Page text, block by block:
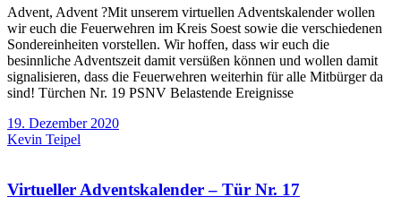
Advent, Advent ?Mit unserem virtuellen Adventskalender wollen
wir euch die Feuerwehren im Kreis Soest sowie die verschiedenen
Sondereinheiten vorstellen. Wir hoffen, dass wir euch die
besinnliche Adventszeit damit versüßen können und wollen damit
signalisieren, dass die Feuerwehren weiterhin für alle Mitbürger da
sind! Türchen Nr. 19 PSNV Belastende Ereignisse
19. Dezember 2020
Kevin Teipel
Virtueller Adventskalender – Tür Nr. 17